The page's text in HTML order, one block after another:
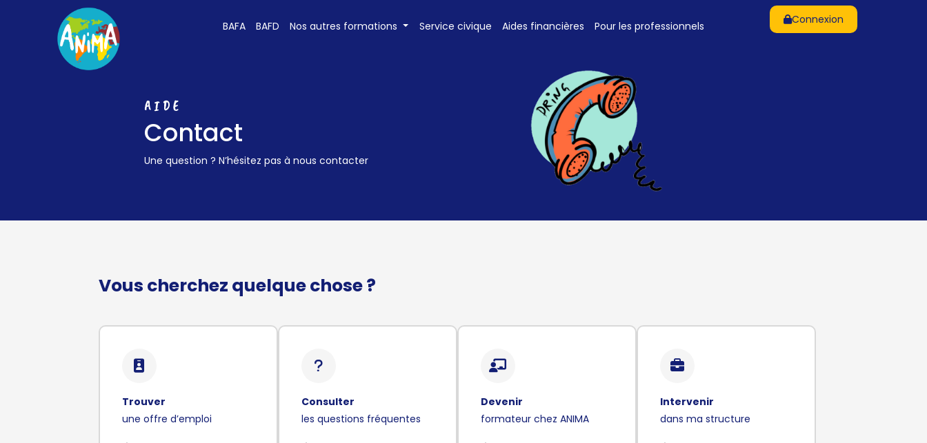
BAFA BAFD Nos autres formations Service civique Aides financières Pour les professionnels Connexion
AIDE
Contact
Une question ? N’hésitez pas à nous contacter
Vous cherchez quelque chose ?
Trouver
une offre d’emploi
Consulter
les questions fréquentes
Devenir
formateur chez ANIMA
Intervenir
dans ma structure